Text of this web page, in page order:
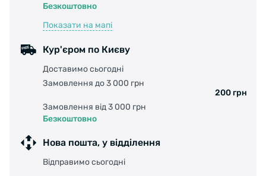
Безкоштовно
Показати на мапі
Кур'єром по Києву
Доставимо сьогодні
Замовлення до 3 000 грн
200 грн
Замовлення від 3 000 грн
Безкоштовно
Нова пошта, у відділення
Відправимо сьогодні